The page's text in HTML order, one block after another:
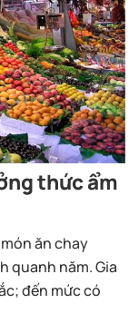
thức ẩm
ăn chay
quanh năm. Gia
đến mức có